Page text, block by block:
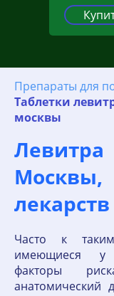
Препараты для
Таблетки
москвы
лекарств
Часто к
имеющиеся у
факторы
анатомический